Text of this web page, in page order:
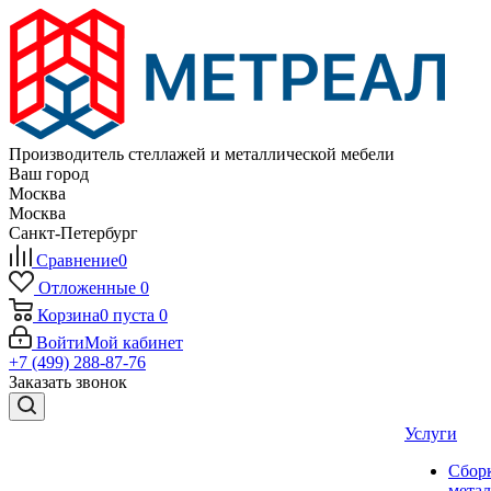
Производитель стеллажей и металлической мебели
Ваш город
Москва
Москва
Санкт-Петербург
Сравнение0
Отложенные 0
Корзина0 пуста 0
ВойтиМой кабинет
+7 (499) 288-87-76
Заказать звонок
Услуги